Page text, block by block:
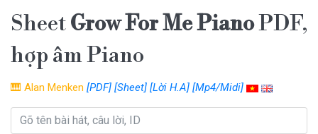
SheetGrow For Me PianoPDF,
hợp âm Piano
🎹 Alan Menken [PDF] [Sheet] [Lời H.A] [Mp4/Midi]